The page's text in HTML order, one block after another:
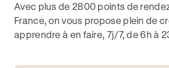
Avec plus de 2800 points de
France, on vous propose plein de
apprendre à en faire, 7j/7, de 6h à